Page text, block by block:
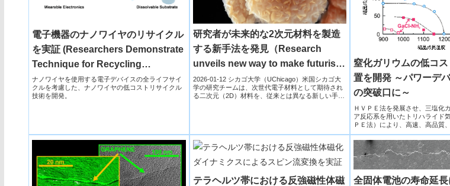
電子機器のナノワイヤのリサイクル
を実証 (Researchers Demonstrate
Technique for Recycling
Nanowires in Electronics)
ナノワイヤを使用する電子デバイスの全ライフサイ
クルを考慮した、ナノワイヤの低コストリサイクル
技術を開発。
研究者が未来的な2次元材料を製造
する新手法を発見（Research
unveils new way to make futuristic
2D materials）
2026-01-12 シカゴ大学（UChicago）米国シカゴ大
学の研究チームは、次世代電子材料として期待され
る二次元（2D）材料を、従来とは異なる新しい手法
窒化ガリウムの低コ
置を開発 ～パワーデ
の突破口に～
ＨＶＰＥ法を発展させ、三塩化
ア反応系を用いたトリハライド
ＰＥ法）により、高速、高品質
る窒化ガリウム（ＧａＮ）結晶
た。
テラヘルツ帯における反強磁性体磁
全固体電池の寿命延